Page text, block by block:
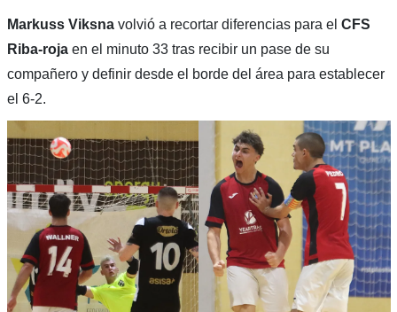
Markuss Viksnavolvió a recortar diferencias para el CFS
Riba-rojaen el minuto 33 tras recibir un pase de su
compañero y definir desde el borde del área para establecer
el 6-2.